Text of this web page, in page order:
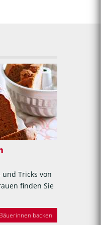
und Tricks von
finden Sie
Bäuerinnen backen